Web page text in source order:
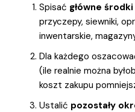
Spisać główne
przyczepy, siewniki,
inwentarskie,
Dla każdego
(ile realnie można
koszt zakupu
Ustalić pozostały